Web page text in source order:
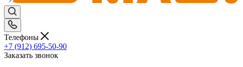
Телефоны
+7 (912) 695-50-90
Заказать звонок